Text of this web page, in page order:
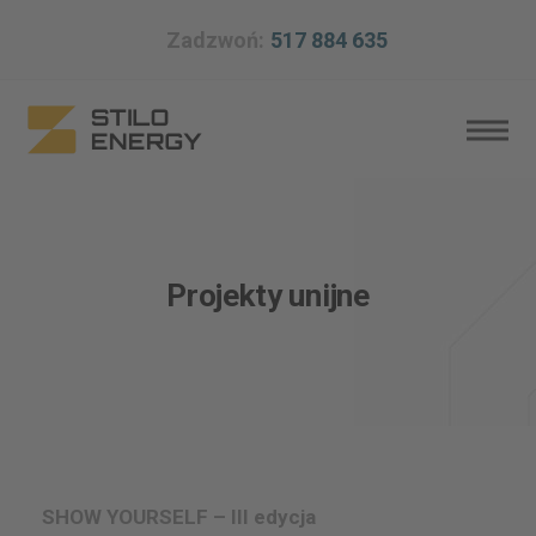
Zadzwoń: 517 884 635
Projekty unijne
SHOW YOURSELF – III edycja